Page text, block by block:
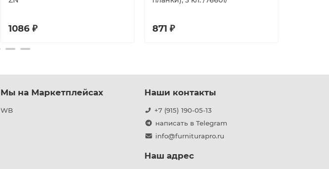
1086 ₽ 871 ₽
Мы на Маркетплейсах
WB
Наши контакты
+7 (915) 190-05-13
написать в Telegram
info@furniturapro.ru
Наш адрес